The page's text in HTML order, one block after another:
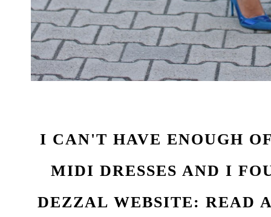
I CAN'T HAVE ENOUGH
MIDI DRESSES AND I
DEZZAL WEBSITE: READ